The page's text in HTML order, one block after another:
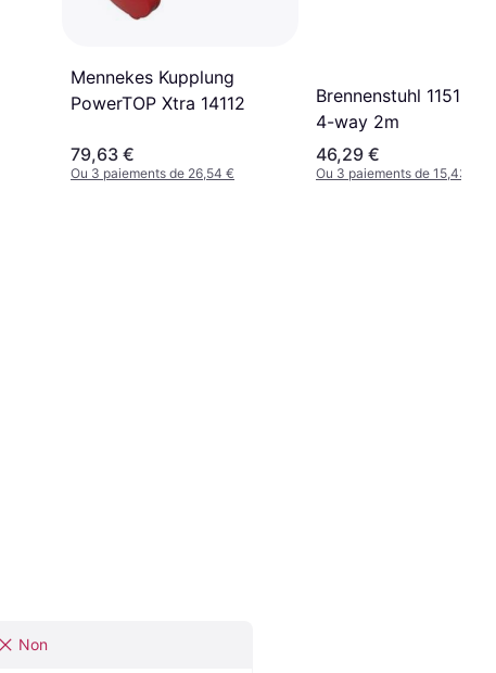
Mennekes Kupplung
PowerTOP Xtra 14112
79,63 €
Ou 3 paiements de 26,54 €
Brennenstuhl
4-way 2m
46,29 €
Ou 3 paiements de 15,43 €
Non